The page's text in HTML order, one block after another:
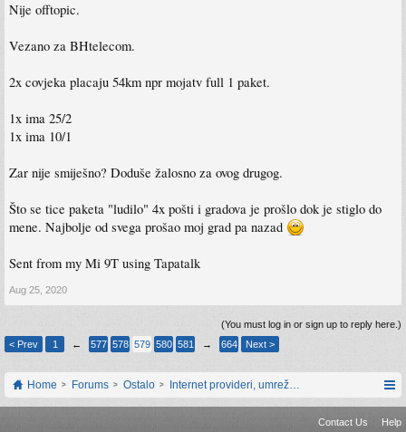
Nije offtopic.
Vezano za BHtelecom.
2x covjeka placaju 54km npr mojatv full 1 paket.
1x ima 25/2
1x ima 10/1
Zar nije smiješno? Doduše žalosno za ovog drugog.
Što se tice paketa "ludilo" 4x pošti i gradova je prošlo dok je stiglo do
mene. Najbolje od svega prošao moj grad pa nazad
Sent from my Mi 9T using Tapatalk
Aug 25, 2020
(You must log in or sign up to reply here.)
< Prev
1 ← 577 578 579 580 581 → 664 Next >
Home Forums Ostalo Internet provideri, umrežavanje i web servisi
Contact Us Help